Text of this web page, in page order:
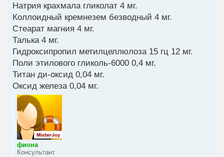
Натрия крахмала гликолат 4 мг.
Коллоидный кремнезем безводный 4 мг.
Стеарат магния 4 мг.
Талька 4 мг.
Гидроксипропил метилцеллюлоза 15 гц 12 мг.
Поли этилового гликоль-6000 0,4 мг.
Титан ди-оксид 0,04 мг.
Оксид железа 0,04 мг.
фиона
Консультант